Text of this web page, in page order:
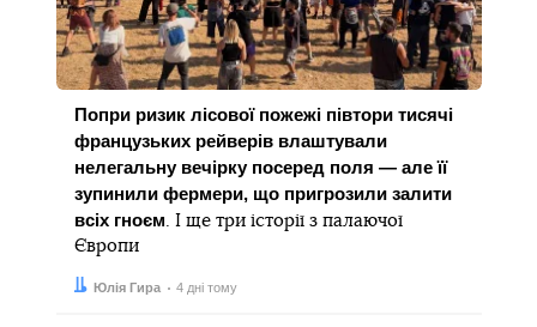
Попри ризик лісової пожежі півтори тисячі
французьких рейверів влаштували
нелегальну вечірку посеред поля — але її
зупинили фермери, що пригрозили залити
всіх гноєм . І ще три історії з палаючої
Європи
Автор:
Юлія Гира
Дата: 4 дні тому